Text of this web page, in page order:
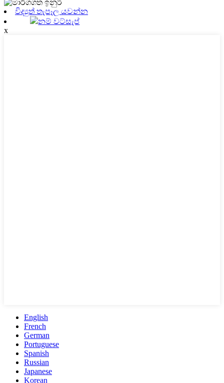
විද්‍යුත් තැපෑල යවන්න
නම් වට්සැප්
x
English
French
German
Portuguese
Spanish
Russian
Japanese
Korean